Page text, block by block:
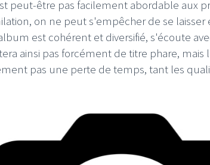
peut-être pas facilement abordable aux
on ne peut s'empêcher de se
est cohérent et diversifié, s'écoute
ainsi pas forcément de titre phare, mais
pas une perte de temps, tant les
!!!
The Covers !!!